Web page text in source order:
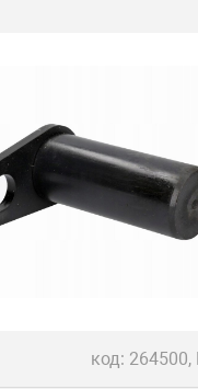
проверена в
производство.
шесть месяцев.